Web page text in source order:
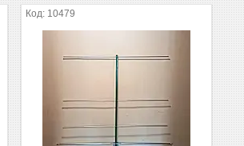
10479